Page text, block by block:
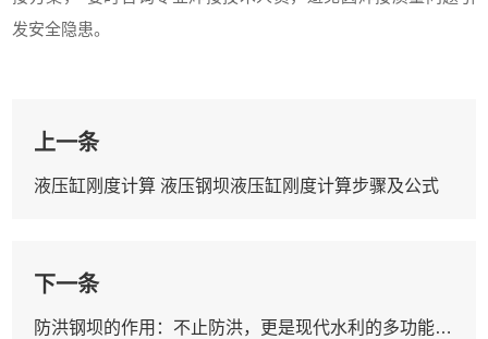
发安全隐患。
上一条
液压缸刚度计算 液压钢坝液压缸刚度计算步骤及公式
下一条
防洪钢坝的作用：不止防洪，更是现代水利的多功能核心设施